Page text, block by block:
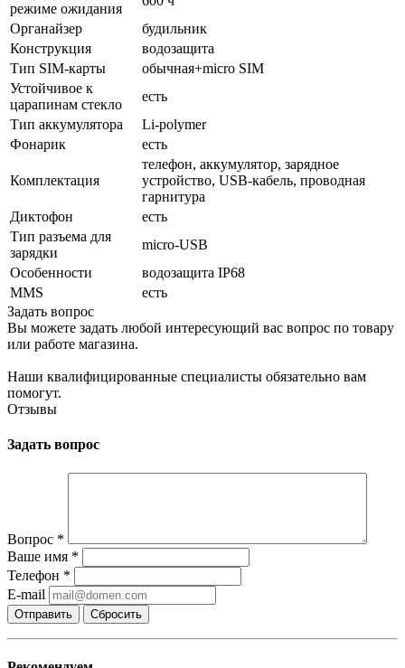
режиме ожидания
Органайзер
будильник
Конструкция
водозащита
Тип SIM-карты
обычная+micro SIM
Устойчивое к
царапинам стекло
есть
Тип аккумулятора
Li-polymer
Фонарик
есть
Комплектация
телефон, аккумулятор, зарядное
устройство, USB-кабель, проводная
гарнитура
Диктофон
есть
Тип разъема для
зарядки
micro-USB
Особенности
водозащита IP68
MMS
есть
Задать вопрос
Вы можете задать любой интересующий вас вопрос по товару
или работе магазина.
Наши квалифицированные специалисты обязательно вам
помогут.
Отзывы
Задать вопрос
Вопрос *
Ваше имя *
Телефон *
E-mail
Сбросить